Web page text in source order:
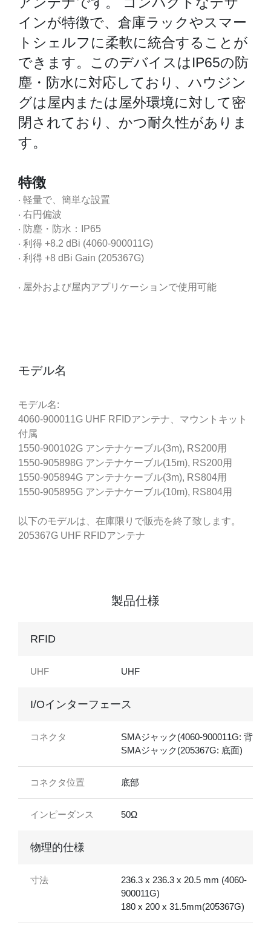
インが特徴で、倉庫ラックやスマー
トシェルフに柔軟に統合することが
できます。このデバイスはIP65の防
塵・防水に対応しており、ハウジン
グは屋内または屋外環境に対して密
閉されており、かつ耐久性がありま
す。
特徴
‧ 軽量で、簡単な設置
‧ 右円偏波
‧ 防塵・防水：IP65
‧ 利得 +8.2 dBi (4060-900011G)
‧ 利得 +8 dBi Gain (205367G)
‧ 屋外および屋内アプリケーションで使用可能
モデル名
モデル名:
4060-900011G UHF RFIDアンテナ、マウントキット
付属
1550-900102G アンテナケーブル(3m), RS200用
1550-905898G アンテナケーブル(15m), RS200用
1550-905894G アンテナケーブル(3m), RS804用
1550-905895G アンテナケーブル(10m), RS804用
以下のモデルは、在庫限りで販売を終了致します。
205367G UHF RFIDアンテナ
製品仕様
RFID
UHF UHF
I/Oインターフェース
コネクタ
SMAジャック(4060-900011G: 背面)
SMAジャック(205367G: 底面)
コネクタ位置 底部
インピーダンス 50Ω
物理的仕様
寸法
236.3 x 236.3 x 20.5 mm (4060-
900011G)
180 x 200 x 31.5mm(205367G)